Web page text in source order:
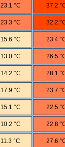
23.1 °C 37.2
23.3 °C 32.2
15.6 °C 23.4
13.0 °C 26.5
14.2 °C 28.1
17.9 °C 23.7
15.1 °C 22.5
10.2 °C 22.8
11.3 °C 27.6